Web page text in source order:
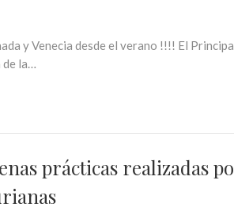
y Venecia desde el verano !!!! El
de la…
prácticas realizadas